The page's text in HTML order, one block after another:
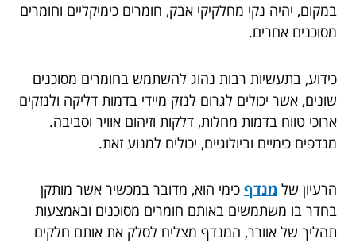
במקום, יהיה נקי מחלקיקי אבק, חומרים כימיקליים וחומרים
מסוכנים אחרים.
כידוע, בתעשיות רבות נהוג להשתמש בחומרים מסוכנים
שונים, אשר יכולים לגרום לנזק מיידי בדמות דליקה ולנזקים
ארוכי טווח בדמות מחלות, דלקות וזיהום אוויר וסביבה.
מנדפים כימיים וביולוגיים, יכולים למנוע זאת.
הרעיון של מנדף כימי הוא, מדובר במכשיר אשר מותקן
בחדר בו משתמשים באותם חומרים מסוכנים ובאמצעות
תהליך של אוורר, המנדף מצליח לסלק את אותם חלקים